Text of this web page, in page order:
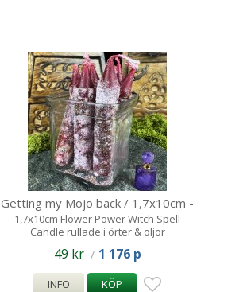
Getting my Mojo back / 1,7x10cm -
Spell Candle
1,7x10cm Flower Power Witch Spell
Candle rullade i örter & oljor
49 kr / 1 176 p
INFO KÖP